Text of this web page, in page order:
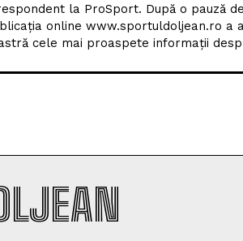
la ProSport. După o pauză
online www.sportuldoljean.ro a
cele mai proaspete informații